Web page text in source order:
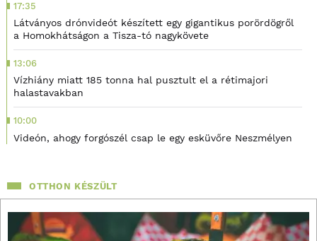
17:35
Látványos drónvideót készített egy gigantikus porördögről
a Homokhátságon a Tisza-tó nagykövete
13:06
Vízhiány miatt 185 tonna hal pusztult el a rétimajori
halastavakban
10:00
Videón, ahogy forgószél csap le egy esküvőre Neszmélyen
OTTHON KÉSZÜLT